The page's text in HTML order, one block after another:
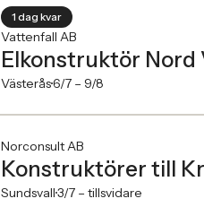
1 dag kvar
Vattenfall AB
Elkonstruktör
Västerås6/7 – 9/8
Norconsult AB
Konstruktörer till
Sundsvall3/7 – tillsvidare